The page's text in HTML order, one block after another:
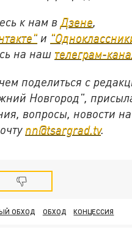
к нам вДзене,
и
на наш телеграм-
поделиться с
Новгород",
вопросы, новости на
nn@tsargrad.tv.
ОБХОД ОБХОД КОНЦЕССИЯ